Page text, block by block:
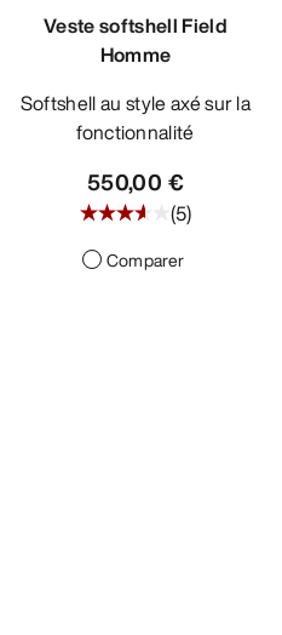
Veste softshell Field
Homme
Softshell au style axé sur la
fonctionnalité
550,00 €
(5)
Comparer